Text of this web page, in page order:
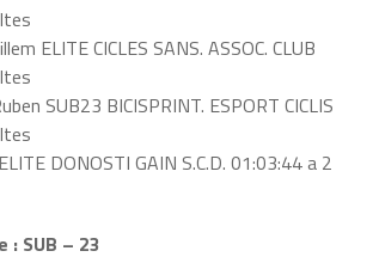
ELITE CICLES SANS. ASSOC. CLUB
SUB23 BICISPRINT. ESPORT CICLIS
DONOSTI GAIN S.C.D. 01:03:44 a 2
: SUB – 23